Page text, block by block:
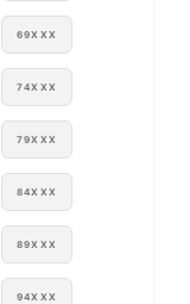
69XXX
74XXX
79XXX
84XXX
89XXX
94XXX